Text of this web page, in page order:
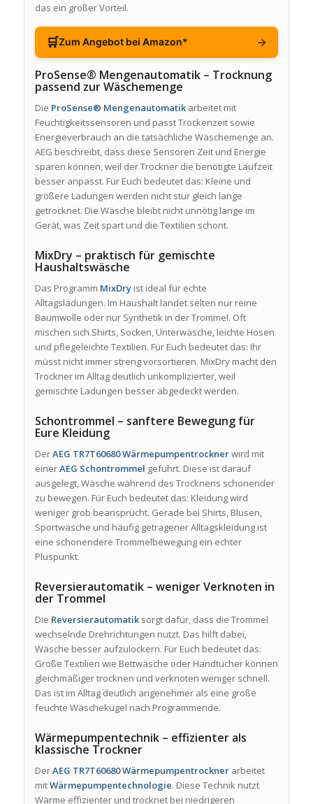
das ein großer Vorteil.
🛒Zum Angebot bei Amazon* →
ProSense® Mengenautomatik – Trocknung
passend zur Wäschemenge
Die ProSense® Mengenautomatikarbeitet mit
Feuchtigkeitssensoren und passt Trockenzeit sowie
Energieverbrauch an die tatsächliche Wäschemenge an.
AEG beschreibt, dass diese Sensoren Zeit und Energie
sparen können, weil der Trockner die benötigte Laufzeit
besser anpasst. Für Euch bedeutet das: Kleine und
größere Ladungen werden nicht stur gleich lange
getrocknet. Die Wäsche bleibt nicht unnötig lange im
Gerät, was Zeit spart und die Textilien schont.
MixDry – praktisch für gemischte
Haushaltswäsche
Das Programm MixDryist ideal für echte
Alltagsladungen. Im Haushalt landet selten nur reine
Baumwolle oder nur Synthetik in der Trommel. Oft
mischen sich Shirts, Socken, Unterwäsche, leichte Hosen
und pflegeleichte Textilien. Für Euch bedeutet das: Ihr
müsst nicht immer streng vorsortieren. MixDry macht den
Trockner im Alltag deutlich unkomplizierter, weil
gemischte Ladungen besser abgedeckt werden.
Schontrommel – sanftere Bewegung für
Eure Kleidung
DerAEG TR7T60680 Wärmepumpentrocknerwird mit
einerAEG Schontrommel geführt. Diese ist darauf
ausgelegt, Wäsche während des Trocknens schonender
zu bewegen. Für Euch bedeutet das: Kleidung wird
weniger grob beansprucht. Gerade bei Shirts, Blusen,
Sportwäsche und häufig getragener Alltagskleidung ist
eine schonendere Trommelbewegung ein echter
Pluspunkt.
Reversierautomatik – weniger Verknoten in
der Trommel
Die Reversierautomatiksorgt dafür, dass die Trommel
wechselnde Drehrichtungen nutzt. Das hilft dabei,
Wäsche besser aufzulockern. Für Euch bedeutet das:
Große Textilien wie Bettwäsche oder Handtücher können
gleichmäßiger trocknen und verknoten weniger schnell.
Das ist im Alltag deutlich angenehmer als eine große
feuchte Wäschekugel nach Programmende.
Wärmepumpentechnik – effizienter als
klassische Trockner
DerAEG TR7T60680 Wärmepumpentrocknerarbeitet
mitWärmepumpentechnologie. Diese Technik nutzt
Wärme effizienter und trocknet bei niedrigeren